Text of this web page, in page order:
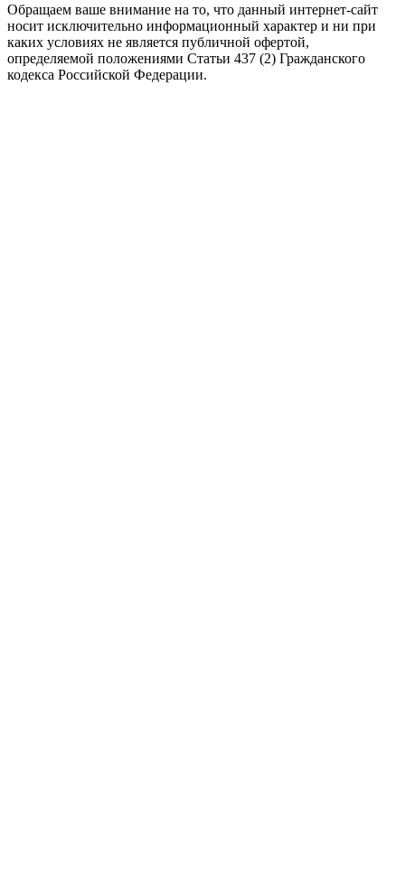
Обращаем ваше внимание на то, что данный интернет-сайт
носит исключительно информационный характер и ни при
каких условиях не является публичной офертой,
определяемой положениями Статьи 437 (2) Гражданского
кодекса Российской Федерации.